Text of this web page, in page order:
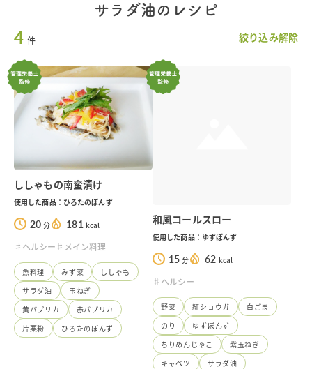
食
品
サラダ油のレシピ
4 件 絞り込み解除
ししゃもの南蛮漬け
使用した商品：ひろたのぽんず
20 分 181 kcal
♯ヘルシー ♯メイン料理
魚料理 みず菜
ししゃも
サラダ油
玉ねぎ
黄パプリカ
赤パプリカ
片栗粉
ひろたのぽんず
和風コールスロー
使用した商品：ゆずぽんず
15 分 62 kcal
♯ヘルシー
野菜 紅ショウガ
白ごま
のり
ゆずぽんず
ちりめんじゃこ
紫玉ねぎ
キャベツ
サラダ油